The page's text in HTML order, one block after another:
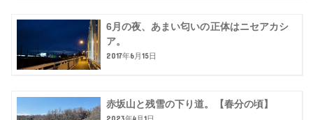
6月の夜、あまい匂いの正体はニセアカシ
ア。
2017年6月15日
赤坂山と残雪の下り道。【春分の頃】